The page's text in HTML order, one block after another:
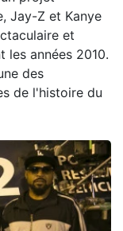
Jay-Z et Kanye
et
les années 2010.
des
de l'histoire du